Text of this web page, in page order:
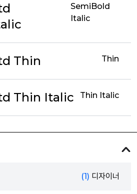
SemiBold
Italic
Thin Thin
Thin Italic Thin Italic
(1) 디자이너